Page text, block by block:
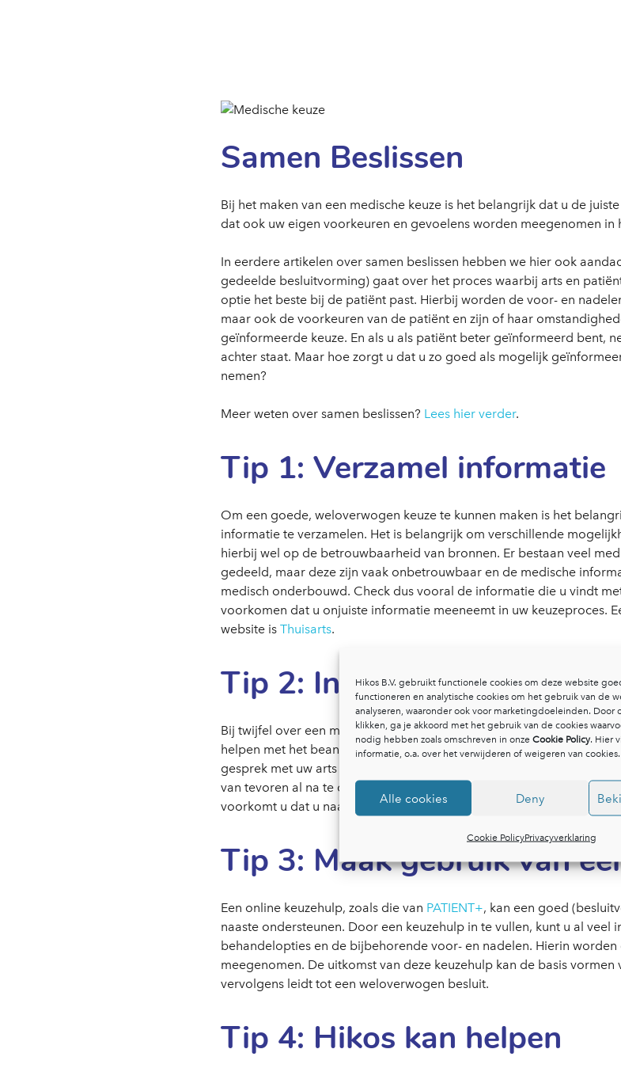
Hikos B.V. gebruikt functionele cookies om deze website
functioneren en analytische cookies om het gebruik van de
analyseren, waaronder ook voor marketingdoeleinden. Door
klikken, ga je akkoord met het gebruik van de cookies
nodig hebben zoals omschreven in onze Cookie Policy. Hier
informatie, o.a. over het verwijderen of weigeren van cookies.
Alle cookies Deny
Cookie PolicyPrivacyverklaring
Samen Beslissen
Bij het maken van een medische keuze is het belangrijk dat u de
dat ook uw eigen voorkeuren en gevoelens worden meegenomen in
In eerdere artikelen over samen beslissen hebben we hier ook
gedeelde besluitvorming) gaat over het proces waarbij arts en
optie het beste bij de patiënt past. Hierbij worden de voor- en
maar ook de voorkeuren van de patiënt en zijn of haar
geïnformeerde keuze. En als u als patiënt beter geïnformeerd bent,
achter staat. Maar hoe zorgt u dat u zo goed als mogelijk
nemen?
Meer weten over samen beslissen? Lees hier verder.
Tip 1: Verzamel informatie
Om een goede, weloverwogen keuze te kunnen maken is het
informatie te verzamelen. Het is belangrijk om verschillende
hierbij wel op de betrouwbaarheid van bronnen. Er bestaan veel
gedeeld, maar deze zijn vaak onbetrouwbaar en de medische
medisch onderbouwd. Check dus vooral de informatie die u vindt
voorkomen dat u onjuiste informatie meeneemt in uw keuzeproces.
website is Thuisarts.
Tip 2: Informeer bij uw
Bij twijfel over een medische keuze is het verstandig om in gesprek
helpen met het beantwoorden van vragen en meedenken over de
gesprek met uw arts niet bang om vragen te stellen, hoe simpel ze
van tevoren al na te denken over wat u uit de afspraak wilt halen en
voorkomt u dat u naar buiten loopt met onbeantwoorde vragen.
Tip 3: Maak gebruik van
Een online keuzehulp, zoals die van PATIENT+, kan een goed
naaste ondersteunen. Door een keuzehulp in te vullen, kunt u al veel
behandelopties en de bijbehorende voor- en nadelen. Hierin
meegenomen. De uitkomst van deze keuzehulp kan de basis
vervolgens leidt tot een weloverwogen besluit.
Tip 4: Hikos kan helpen